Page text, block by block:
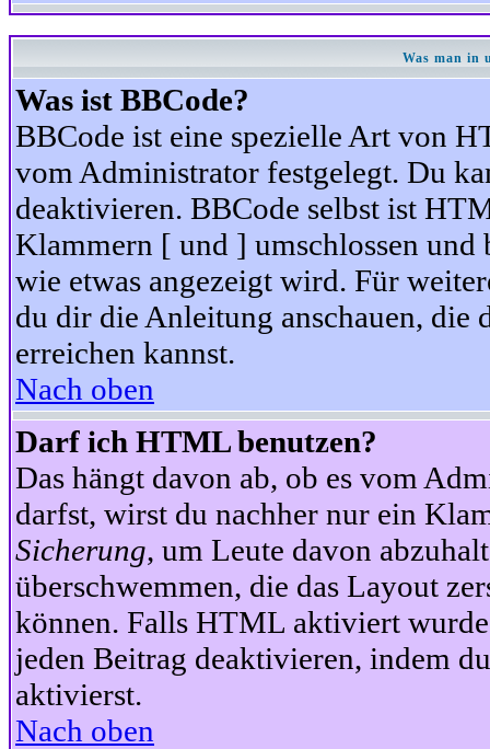
Was man in
Was ist BBCode?
BBCode ist eine spezielle Art von
vom Administrator festgelegt. Du
deaktivieren. BBCode selbst ist
Klammern [ und ] umschlossen
wie etwas angezeigt wird. Für
du dir die Anleitung anschauen, die
erreichen kannst.
Nach oben
Darf ich HTML benutzen?
Das hängt davon ab, ob es vom
darfst, wirst du nachher nur ein
Sicherung, um Leute davon
überschwemmen, die das Layout
können. Falls HTML aktiviert
jeden Beitrag deaktivieren, indem
aktivierst.
Nach oben